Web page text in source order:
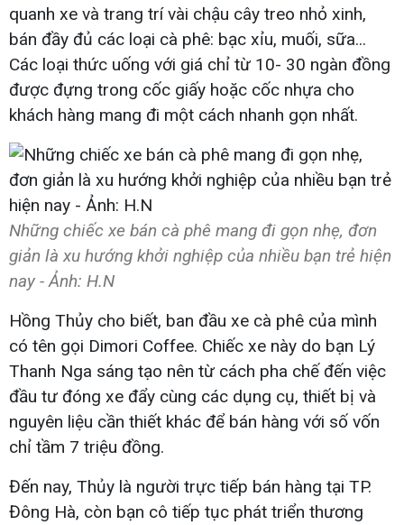
quanh xe và trang trí vài chậu cây treo nhỏ xinh,
bán đầy đủ các loại cà phê: bạc xỉu, muối, sữa...
Các loại thức uống với giá chỉ từ 10- 30 ngàn đồng
được đựng trong cốc giấy hoặc cốc nhựa cho
khách hàng mang đi một cách nhanh gọn nhất.
Những chiếc xe bán cà phê mang đi gọn nhẹ, đơn
giản là xu hướng khởi nghiệp của nhiều bạn trẻ hiện
nay - Ảnh: H.N
Hồng Thủy cho biết, ban đầu xe cà phê của mình
có tên gọi Dimori Coffee. Chiếc xe này do bạn Lý
Thanh Nga sáng tạo nên từ cách pha chế đến việc
đầu tư đóng xe đẩy cùng các dụng cụ, thiết bị và
nguyên liệu cần thiết khác để bán hàng với số vốn
chỉ tầm 7 triệu đồng.
Đến nay, Thủy là người trực tiếp bán hàng tại TP.
Đông Hà, còn bạn cô tiếp tục phát triển thương